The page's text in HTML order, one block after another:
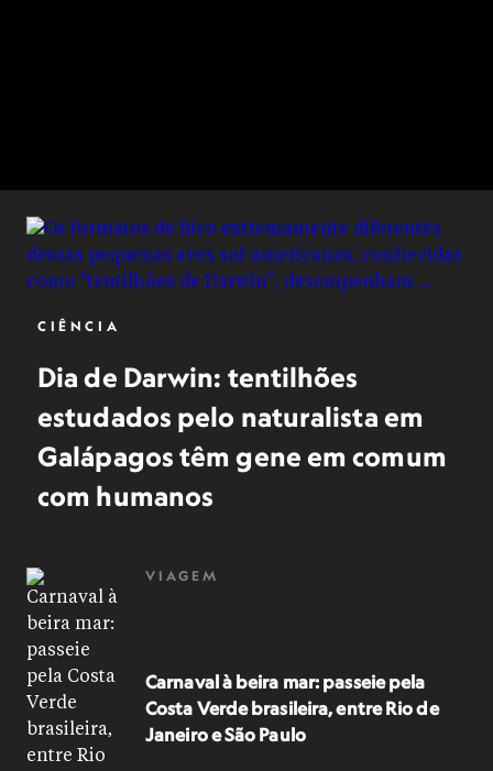
CIÊNCIA
Dia de Darwin: tentilhões
estudados pelo naturalista em
Galápagos têm gene em comum
com humanos
VIAGEM
Carnaval à beira mar: passeie pela
Costa Verde brasileira, entre Rio de
Janeiro e São Paulo